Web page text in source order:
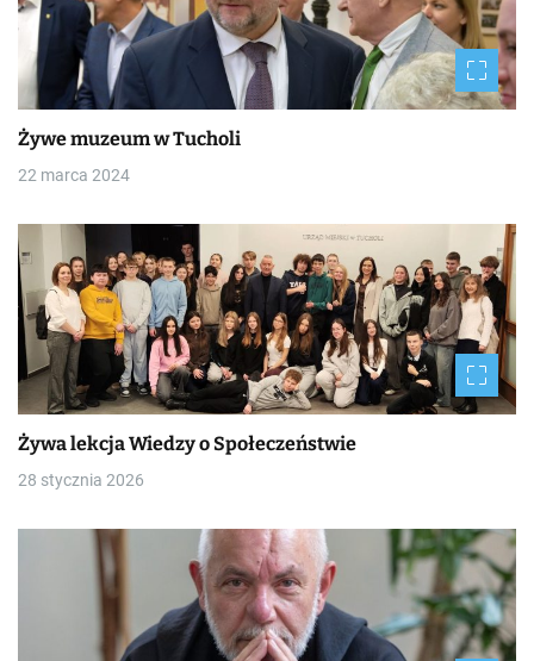
Żywe muzeum w Tucholi
22 marca 2024
Żywa lekcja Wiedzy o Społeczeństwie
28 stycznia 2026